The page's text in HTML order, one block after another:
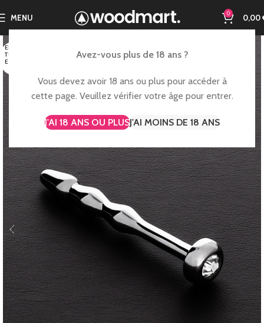
Avez-vous plus de 18 ans ?
Vous devez avoir 18 ans ou plus pour accéder à
cette page. Veuillez vérifier votre âge pour entrer.
J'AI 18 ANS OU PLUSJ'AI MOINS DE 18 ANS
MENU 0 0,00
EN RUP
TURE D
E STOC